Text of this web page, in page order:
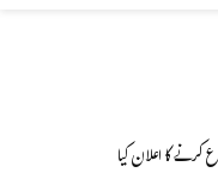
کا اعلان کیا